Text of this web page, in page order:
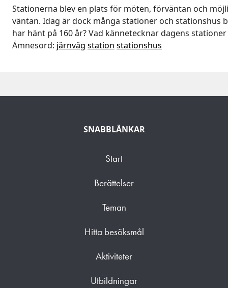
Stationerna blev en plats för möten, förväntan och
väntan. Idag är dock många stationer och
har hänt på 160 år? Vad kännetecknar dagens
Ämnesord: järnväg station stationshus
SNABBLÄNKAR
Start
Berättelser
Teman
Hitta besöksmål
Aktiviteter
Utbildningar